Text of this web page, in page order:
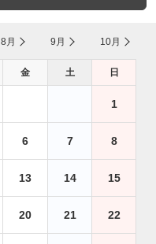
8月 9月 10月
金 土 日
1
6 7 8
13 14 15
20 21 22